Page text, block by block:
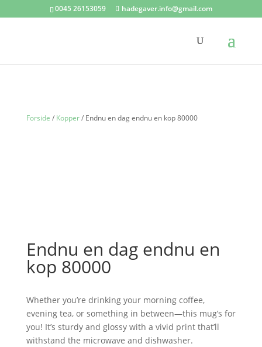
0045 26153059 hadegaver.info@gmail.com
Forside / Kopper/ Endnu en dag endnu en kop 80000
Endnu en dag endnu en
kop 80000
Whether you’re drinking your morning coffee,
evening tea, or something in between—this mug’s for
you! It’s sturdy and glossy with a vivid print that’ll
withstand the microwave and dishwasher.